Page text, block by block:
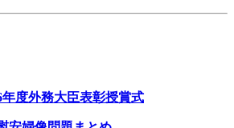
年度外務大臣表彰授賞式